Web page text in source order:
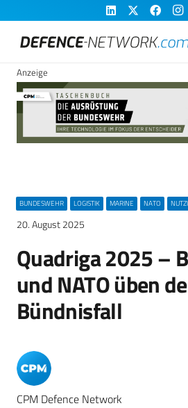
Anzeige
BUNDESWEHR LOGISTIK MARINE NATO
20. August 2025
Quadriga 2025 –
und NATO üben
Bündnisfall
CPM Defence Network